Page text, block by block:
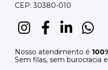
CEP: 30380-010
Nosso atendimento é
Sem filas, sem burocracia